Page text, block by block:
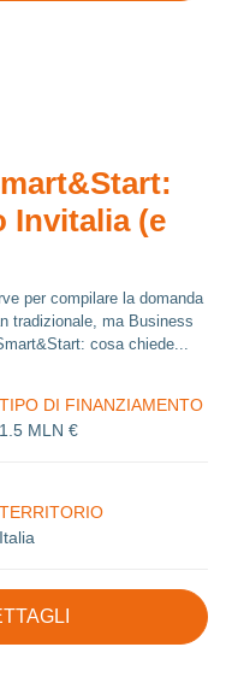
Invitalia (e
per compilare la domanda
tradizionale, ma Business
cosa chiede...
TIPO DI FINANZIAMENTO
1.5 MLN €
TERRITORIO
Italia